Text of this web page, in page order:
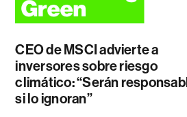
CEO de MSCI advierte a
inversores sobre riesgo
climático: “Serán
si lo ignoran”